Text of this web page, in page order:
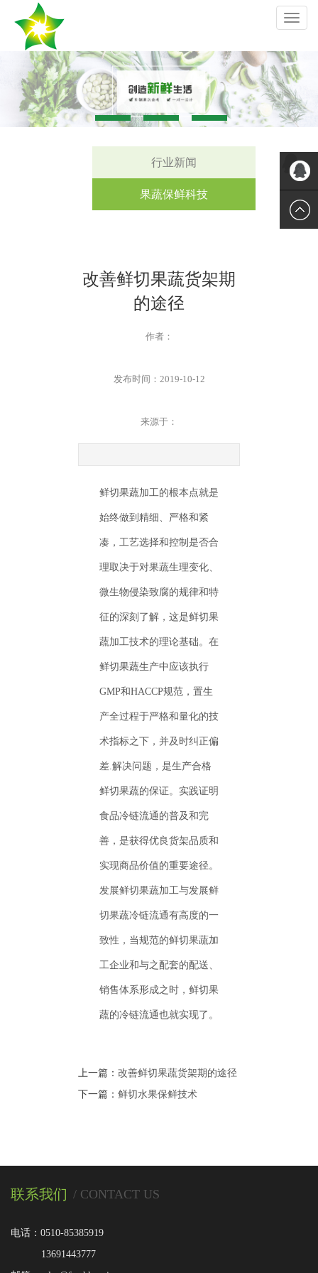
切
换
航
QQ
行业新闻
果蔬保鲜科技
改善鲜切果蔬货架期
的途径
作者：
发布时间：2019-10-12
来源于：
鲜切果蔬加工的根本点就是
始终做到精细、严格和紧
凑，工艺选择和控制是否合
理取决于对果蔬生理变化、
微生物侵染致腐的规律和特
征的深刻了解，这是鲜切果
蔬加工技术的理论基础。在
鲜切果蔬生产中应该执行
GMP和HACCP规范，置生
产全过程于严格和量化的技
术指标之下，并及时纠正偏
差.解决问题，是生产合格
鲜切果蔬的保证。实践证明
食品冷链流通的普及和完
善，是获得优良货架品质和
实现商品价值的重要途径。
发展鲜切果蔬加工与发展鲜
切果蔬冷链流通有高度的一
致性，当规范的鲜切果蔬加
工企业和与之配套的配送、
销售体系形成之时，鲜切果
蔬的冷链流通也就实现了。
上一篇： 改善鲜切果蔬货架期的途径
下一篇： 鲜切水果保鲜技术
联系我们 / CONTACT US
电话：0510-85385919
13691443777